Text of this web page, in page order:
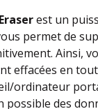
est un
permet de
Ainsi,
effacées en
ordinateur
possible des